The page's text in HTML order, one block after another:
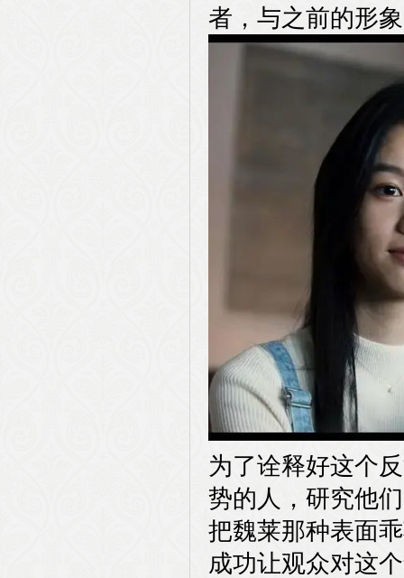
者，与之前的形
为了诠释好这个
势的人，研究他
把魏莱那种表面
成功让观众对这